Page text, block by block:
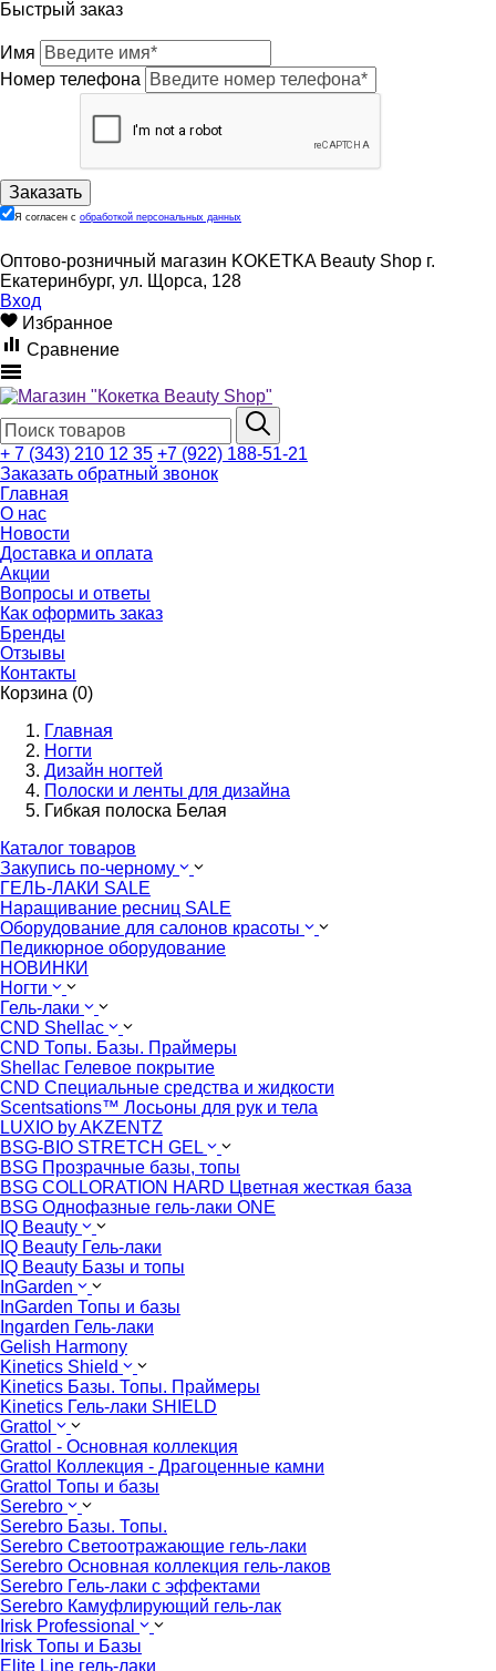
Быстрый заказ
Имя
Номер телефона
Я согласен с обработкой персональных данных
Оптово-розничный магазин KOKETKA Beauty Shop г.
Екатеринбург, ул. Щорса, 128
Вход
Избранное
Сравнение
+ 7 (343) 210 12 35 +7 (922) 188-51-21
Заказать обратный звонок
Главная
О нас
Новости
Доставка и оплата
Акции
Вопросы и ответы
Как оформить заказ
Бренды
Отзывы
Контакты
Корзина (0)
Главная
Ногти
Дизайн ногтей
Полоски и ленты для дизайна
Гибкая полоска Белая
Каталог товаров
Закупись по-черному
ГЕЛЬ-ЛАКИ SALE
Наращивание ресниц SALE
Оборудование для салонов красоты
Педикюрное оборудование
НОВИНКИ
Ногти
Гель-лаки
CND Shellac
CND Топы. Базы. Праймеры
Shellac Гелевое покрытие
CND Специальные средства и жидкости
Scentsations™ Лосьоны для рук и тела
LUXIO by AKZENTZ
BSG-BIO STRETCH GEL
BSG Прозрачные базы, топы
BSG COLLORATION HARD Цветная жесткая база
BSG Однофазные гель-лаки ONE
IQ Beauty
IQ Beauty Гель-лаки
IQ Beauty Базы и топы
InGarden
InGarden Топы и базы
Ingarden Гель-лаки
Gelish Harmony
Kinetics Shield
Kinetics Базы. Топы. Праймеры
Kinetics Гель-лаки SHIELD
Grattol
Grattol - Oснoвнaя коллекция
Grattol Коллекция - Драгоценные камни
Grattol Топы и базы
Serebro
Serebro Базы. Топы.
Serebro Светоотражающие гель-лаки
Serebro Основная коллекция гель-лаков
Serebro Гель-лаки с эффектами
Serebro Камуфлирующий гель-лак
Irisk Professional
Irisk Топы и Базы
Elite Line гель-лаки